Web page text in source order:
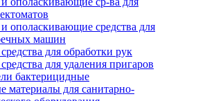
средства для
машин
для обработки рук
для удаления пригаров
бактерицидные
материалы для санитарно-